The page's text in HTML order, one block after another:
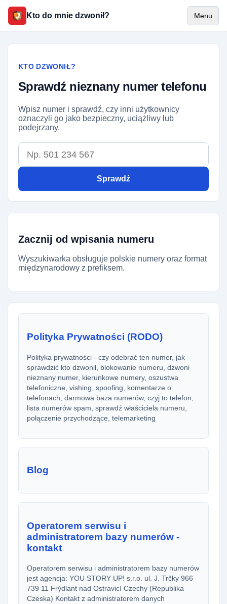
Kto do mnie dzwonił? Menu
KTO DZWONIŁ?
Sprawdź nieznany numer telefonu
Wpisz numer i sprawdź, czy inni użytkownicy
oznaczyli go jako bezpieczny, uciążliwy lub
podejrzany.
Numer telefonu
Sprawdź
Zacznij od wpisania numeru
Wyszukiwarka obsługuje polskie numery oraz format
międzynarodowy z prefiksem.
Polityka Prywatności (RODO)
Polityka prywatności - czy odebrać ten numer, jak
sprawdzić kto dzwonił, blokowanie numeru, dzwoni
nieznany numer, kierunkowe numery, oszustwa
telefoniczne, vishing, spoofing, komentarze o
telefonach, darmowa baza numerów, czyj to telefon,
lista numerów spam, sprawdź właściciela numeru,
połączenie przychodzące, telemarketing
Blog
Operatorem serwisu i
administratorem bazy numerów -
kontakt
Operatorem serwisu i administratorem bazy numerów
jest agencja: YOU STORY UP! s.r.o. ul. J. Trčky 966
739 11 Frýdlant nad Ostravicí Czechy (Republika
Czeska) Kontakt z administratorem danych